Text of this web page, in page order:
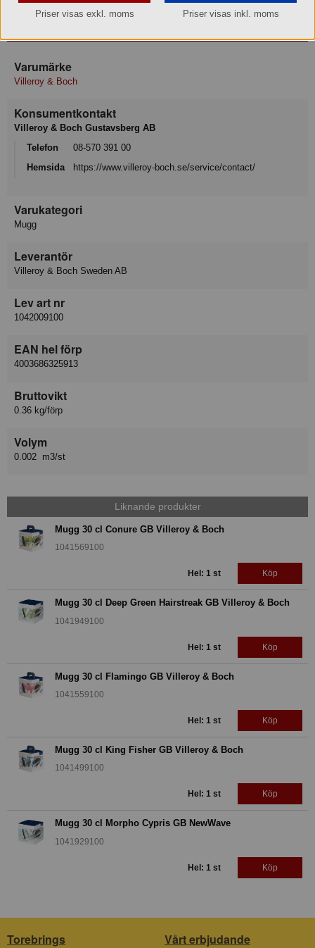
Varumärke
Villeroy & Boch
Konsumentkontakt
Villeroy & Boch Gustavsberg AB
Telefon
08-570 391 00
Hemsida
https://www.villeroy-boch.se/service/contact/
Varukategori
Mugg
Leverantör
Villeroy & Boch Sweden AB
Lev art nr
1042009100
EAN hel förp
4003686325913
Bruttovikt
0.36 kg/förp
Volym
0.002 m3/st
Liknande produkter
Mugg 30 cl Conure GB Villeroy & Boch
1041569100
Hel: 1 st Köp
Mugg 30 cl Deep Green Hairstreak GB Villeroy & Boch
1041949100
Hel: 1 st Köp
Mugg 30 cl Flamingo GB Villeroy & Boch
1041559100
Hel: 1 st Köp
Mugg 30 cl King Fisher GB Villeroy & Boch
1041499100
Hel: 1 st Köp
Mugg 30 cl Morpho Cypris GB NewWave
1041929100
Hel: 1 st Köp
Torebrings Vårt erbjudande
Priser visas exkl. moms Priser visas inkl. moms